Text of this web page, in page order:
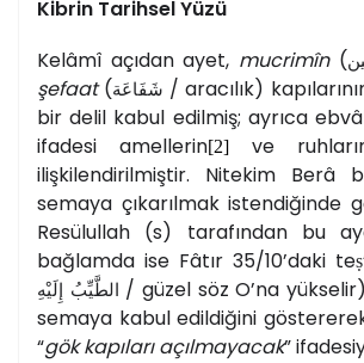
Kibrin Tarihsel Yüzü
Kelâmî açıdan ayet, mucrimîn(
şefaat(شَفَاعَة / aracılık)
bir delil kabul edilmiş; ayrıca
ifadesi amellerin[2]
ve
ilişkilendirilmiştir. Nitekim Berâ
semaya çıkarılmak istendiğinde
Resülullah (s) tarafından bu
bağlamda ise Fâtır 35/10’daki
الطَّيِّبُ إِلَيْهِ
/ güzel söz O’na
semaya kabul edildiğini
“gök kapıları açılmayacak”